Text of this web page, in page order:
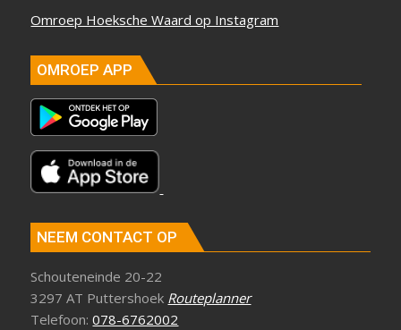
Omroep Hoeksche Waard op Instagram
OMROEP APP
NEEM CONTACT OP
Schouteneinde 20-22
3297 AT Puttershoek Routeplanner
Telefoon:078-6762002